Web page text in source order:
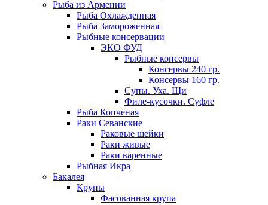
Рыба из Армении
Рыба Охлажденная
Рыба Замороженная
Рыбные консервации
ЭКО ФУД
Рыбные консервы
Консервы 240 гр.
Консервы 160 гр.
Супы. Уха. Щи
Филе-кусочки. Суфле
Рыба Копченая
Раки Севанские
Раковые шейки
Раки живые
Раки варенные
Рыбная Икра
Бакалея
Крупы
Фасованная крупа